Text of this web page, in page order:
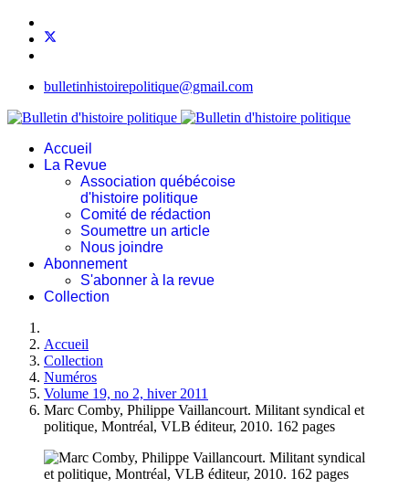
bulletinhistoirepolitique@gmail.com
Accueil
La Revue
Association québécoise
d'histoire politique
Comité de rédaction
Soumettre un article
Nous joindre
Abonnement
S'abonner à la revue
Collection
Accueil
Collection
Numéros
Volume 19, no 2, hiver 2011
Marc Comby, Philippe Vaillancourt. Militant syndical et
politique, Montréal, VLB éditeur, 2010. 162 pages